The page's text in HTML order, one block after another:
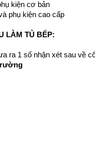
kiện cơ bản
phụ kiện cao cấp
LÀM TỦ BẾP:
ra 1 số nhận xét sau về